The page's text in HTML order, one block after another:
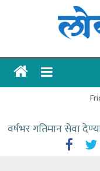
ताज्या
वर्षभर गतिमान सेवा
प्रयत्न करावे –